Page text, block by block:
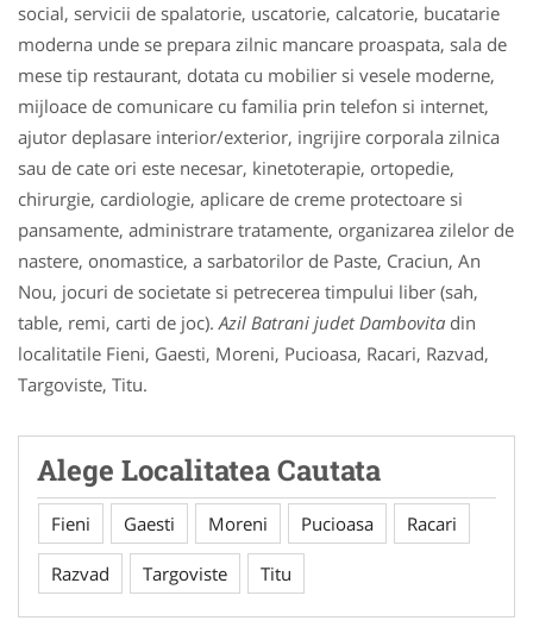
social, servicii de spalatorie, uscatorie, calcatorie, bucatarie
moderna unde se prepara zilnic mancare proaspata, sala de
mese tip restaurant, dotata cu mobilier si vesele moderne,
mijloace de comunicare cu familia prin telefon si internet,
ajutor deplasare interior/exterior, ingrijire corporala zilnica
sau de cate ori este necesar, kinetoterapie, ortopedie,
chirurgie, cardiologie, aplicare de creme protectoare si
pansamente, administrare tratamente, organizarea zilelor de
nastere, onomastice, a sarbatorilor de Paste, Craciun, An
Nou, jocuri de societate si petrecerea timpului liber (sah,
table, remi, carti de joc).Azil Batrani judet Dambovita din
localitatile Fieni, Gaesti, Moreni, Pucioasa, Racari, Razvad,
Targoviste, Titu.
Alege Localitatea Cautata
Fieni Gaesti Moreni Pucioasa Racari
Razvad Targoviste Titu